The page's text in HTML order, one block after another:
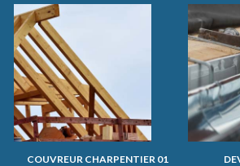
COUVREUR CHARPENTIER 01